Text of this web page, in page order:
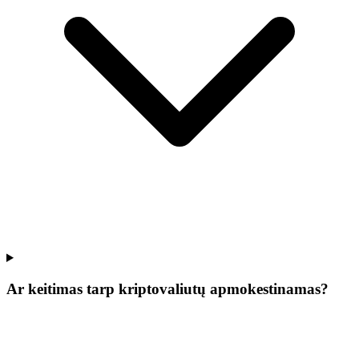
Ar keitimas tarp kriptovaliutų apmokestinamas?